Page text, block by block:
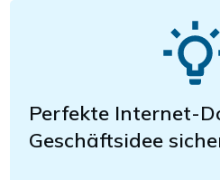
Perfekte Internet-
Geschäftsidee